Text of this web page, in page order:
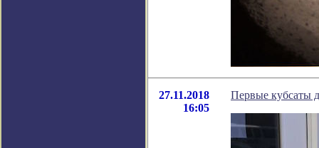
27.11.2018
16:05
Первые кубсаты